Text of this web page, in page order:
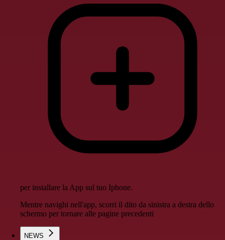
per installare la App sul tuo Iphone.
Mentre navighi nell'app, scorri il dito da sinistra a destra dello
schermo per tornare alle pagine precedenti
NEWS